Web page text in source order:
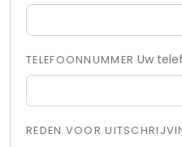
TELEFOONNUMMER Uw
REDEN VOOR